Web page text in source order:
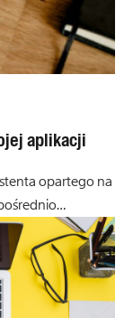
aplikacji
opartego na